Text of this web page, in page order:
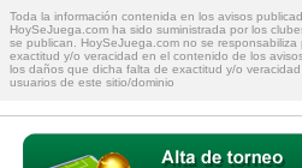
Toda la información contenida en los avisos
HoySeJuega.com ha sido suministrada por los
se publican. HoySeJuega.com no se responsabiliza
exactitud y/o veracidad en el contenido de los
los daños que dicha falta de exactitud y/o
usuarios de este sitio/dominio